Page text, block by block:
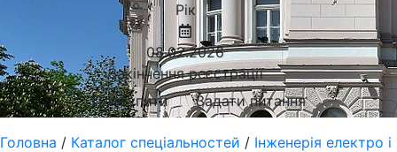
Рік
08.02.2026
Закінчення реєстрації
Поступити
Задати питання
Головна / Каталог спеціальностей / Інженерія електро і